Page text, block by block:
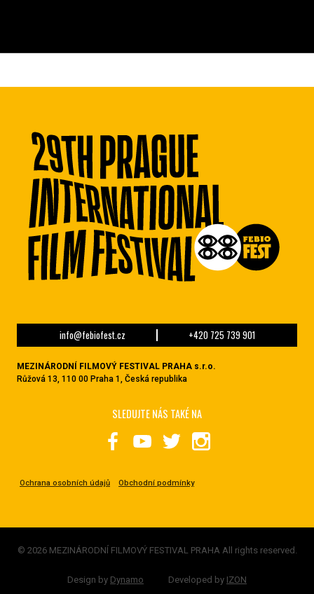
info@febiofest.cz +420 725 739 901
MEZINÁRODNÍ FILMOVÝ FESTIVAL PRAHA s.r.o.
Růžová 13, 110 00 Praha 1, Česká republika
Ochrana osobních údajů Obchodní podmínky
SLEDUJTE NÁS TAKÉ NA
© 2026 MEZINÁRODNÍ FILMOVÝ FESTIVAL PRAHA All rights reserved.
Design by Dynamo Developed by IZON